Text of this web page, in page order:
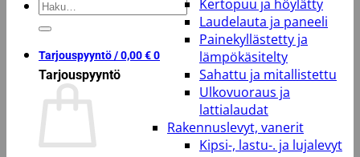
Etsi:
Tarjouspyyntö /0,00€0
Tarjouspyyntö
Kertopuu ja höylätty
Laudelauta ja paneeli
Painekyllästetty ja
lämpökäsitelty
Sahattu ja mitallistettu
Ulkovuoraus ja
lattialaudat
Rakennuslevyt, vanerit
Kipsi-, lastu-. ja lujalevyt